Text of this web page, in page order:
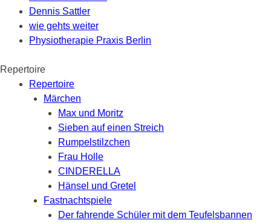
Dennis Sattler
wie gehts weiter
Physiotherapie Praxis Berlin
Repertoire
Repertoire
Märchen
Max und Moritz
Sieben auf einen Streich
Rumpelstilzchen
Frau Holle
CINDERELLA
Hänsel und Gretel
Fastnachtspiele
Der fahrende Schüler mit dem Teufelsbannen